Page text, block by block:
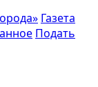
Газета
Подать